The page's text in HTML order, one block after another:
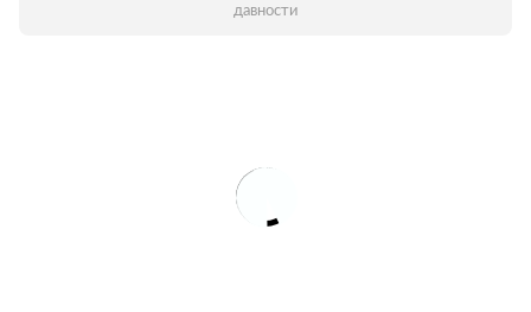
давности